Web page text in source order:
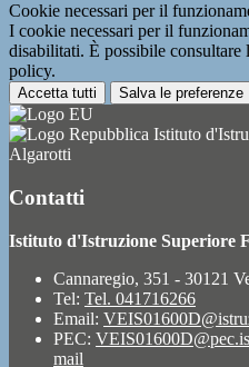
Cookie necessari per il
I cookie necessari per il
disabilitati. È possibile
policy.
Accetta tutti Salva le preferenze
Istituto
Algarotti
Contatti
Istituto d'Istruzione Superiore
Cannaregio, 351 - 30121
Tel: Tel. 041716266
Email:
PEC:
mail